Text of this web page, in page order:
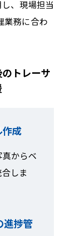
、現場担当
業務に合わ
トレーサ
成
からベ
しま
捗管